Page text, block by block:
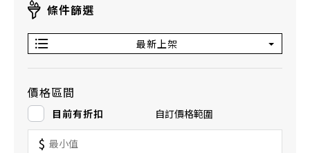
條件篩選
最新上架
價格區間
目前有折扣 自訂價格範圍
$